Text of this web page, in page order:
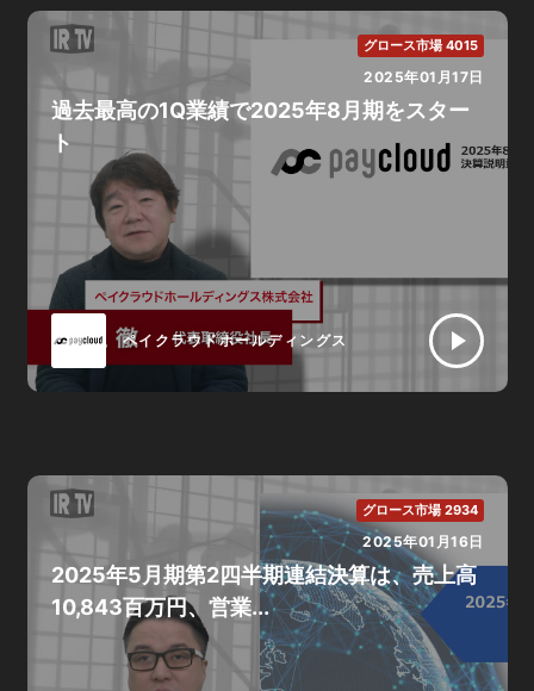
グロース市場 4015
2025年01月17日
ペイクラウドホールディングス
過去最高の1Q業績で2025年8月期をスター
ト
グロース市場 2934
2025年01月16日
2025年5月期第2四半期連結決算は、売上高
10,843百万円、営業...